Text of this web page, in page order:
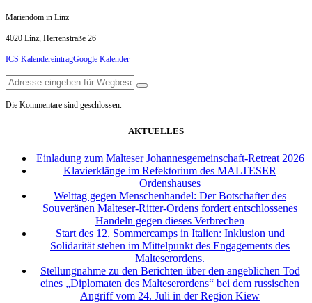
Mariendom in Linz
4020 Linz, Herrenstraße 26
ICS KalendereintragGoogle Kalender
Die Kommentare sind geschlossen.
AKTUELLES
Einladung zum Malteser Johannesgemeinschaft-Retreat 2026
Klavierklänge im Refektorium des MALTESER
Ordenshauses
Welttag gegen Menschenhandel: Der Botschafter des
Souveränen Malteser-Ritter-Ordens fordert entschlossenes
Handeln gegen dieses Verbrechen
Start des 12. Sommercamps in Italien: Inklusion und
Solidarität stehen im Mittelpunkt des Engagements des
Malteserordens.
Stellungnahme zu den Berichten über den angeblichen Tod
eines „Diplomaten des Malteserordens“ bei dem russischen
Angriff vom 24. Juli in der Region Kiew